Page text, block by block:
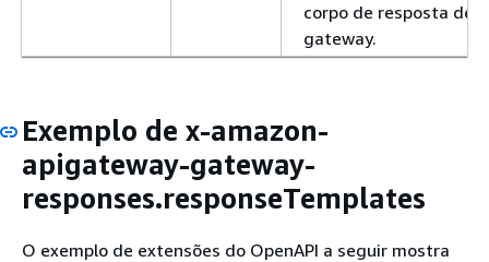
corpo de resposta de
gateway.
Exemplo de x-amazon-
apigateway-gateway-
responses.responseTemplates
O exemplo de extensões do OpenAPI a seguir mostra